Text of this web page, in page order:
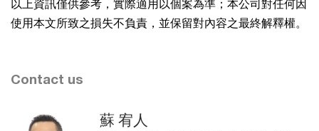
以上資訊僅供參考，實際適用以個案為準；本公司對任何因
使用本文所致之損失不負責，並保留對內容之最終解釋權。
Contact us
蘇 宥人